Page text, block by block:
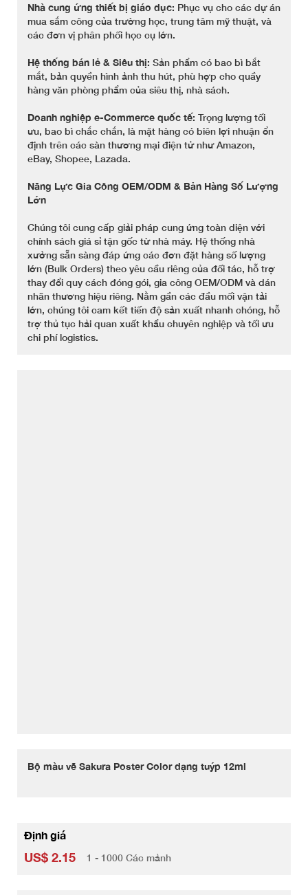
Nhà cung ứng thiết bị giáo dục: Phục vụ cho các dự án
mua sắm công của trường học, trung tâm mỹ thuật, và
các đơn vị phân phối học cụ lớn.
Hệ thống bán lẻ & Siêu thị: Sản phẩm có bao bì bắt
mắt, bản quyền hình ảnh thu hút, phù hợp cho quầy
hàng văn phòng phẩm của siêu thị, nhà sách.
Doanh nghiệp e-Commerce quốc tế: Trọng lượng tối
ưu, bao bì chắc chắn, là mặt hàng có biên lợi nhuận ổn
định trên các sàn thương mại điện tử như Amazon,
eBay, Shopee, Lazada.
Năng Lực Gia Công OEM/ODM & Bản Hàng Số Lượng
Lớn
Chúng tôi cung cấp giải pháp cung ứng toàn diện với
chính sách giá sỉ tận gốc từ nhà máy. Hệ thống nhà
xưởng sẵn sàng đáp ứng các đơn đặt hàng số lượng
lớn (Bulk Orders) theo yêu cầu riêng của đối tác, hỗ trợ
thay đổi quy cách đóng gói, gia công OEM/ODM và dán
nhãn thương hiệu riêng. Nằm gần các đầu mối vận tải
lớn, chúng tôi cam kết tiến độ sản xuất nhanh chóng, hỗ
trợ thủ tục hải quan xuất khẩu chuyên nghiệp và tối ưu
chi phí logistics.
Bộ màu vẽ Sakura Poster Color dạng tuýp 12ml
Định giá
US$ 2.15 1 - 1000 Các mảnh